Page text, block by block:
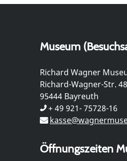
Museum
Richard Wagner
Richard-Wagner-Str. 48
95444 Bayreuth
+ 49 921- 75728-16
Öffnungszeiten